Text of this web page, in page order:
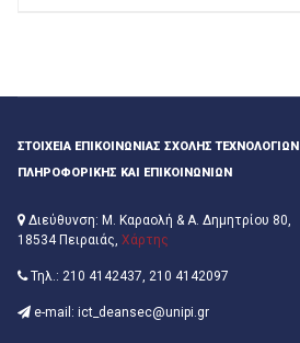
ΣΤΟΙΧΕΊΑ ΕΠΙΚΟΙΝΩΝΊΑΣ ΣΧΟΛΉΣ ΤΕΧΝΟΛΟΓΙΏΝ
ΠΛΗΡΟΦΟΡΙΚΉΣ ΚΑΙ ΕΠΙΚΟΙΝΩΝΙΏΝ
Διεύθυνση: Μ. Καραολή & Α. Δημητρίου 80,
18534 Πειραιάς, Χάρτης
Τηλ.: 210 4142437, 210 4142097
e-mail: